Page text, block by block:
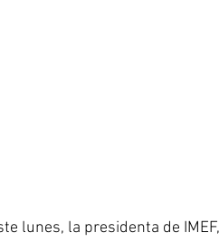
lunes, la presidenta de